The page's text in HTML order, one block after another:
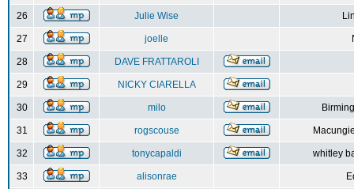
26 Julie Wise
27 joelle
28 DAVE FRATTAROLI
29 NICKY CIARELLA
30 milo
31 rogscouse
32 tonycapaldi whitley
33 alisonrae